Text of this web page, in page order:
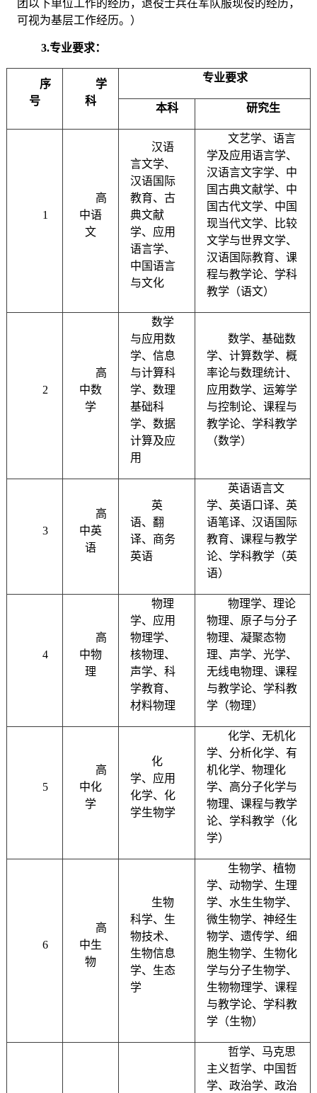
团以下单位工作的经历，退役士兵在军队服现役的经历，
可视为基层工作经历。 ）
3.专业要求：
序
号
学
科
专业要求
本科 研究生
1
高
中语
文
汉语
言文学、
汉语国际
教育、古
典文献
学、应用
语言学、
中国语言
与文化
文艺学、语言
学及应用语言学、
汉语言文字学、中
国古典文献学、中
国古代文学、中国
现当代文学、比较
文学与世界文学、
汉语国际教育、课
程与教学论、学科
教学（语文）
2
高
中数
学
数学
与应用数
学、信息
与计算科
学、数理
基础科
学、数据
计算及应
用
数学、基础数
学、计算数学、概
率论与数理统计、
应用数学、运筹学
与控制论、课程与
教学论、学科教学
（数学）
3
高
中英
语
英
语、翻
译、商务
英语
英语语言文
学、英语口译、英
语笔译、汉语国际
教育、课程与教学
论、学科教学（英
语）
4
高
中物
理
物理
学、应用
物理学、
核物理、
声学、科
学教育、
材料物理
物理学、理论
物理、原子与分子
物理、凝聚态物
理、声学、光学、
无线电物理、课程
与教学论、学科教
学（物理）
5
高
中化
学
化
学、应用
化学、化
学生物学
化学、无机化
学、分析化学、有
机化学、物理化
学、高分子化学与
物理、课程与教学
论、学科教学（化
学）
6
高
中生
物
生物
科学、生
物技术、
生物信息
学、生态
学
生物学、植物
学、动物学、生理
学、水生生物学、
微生物学、神经生
物学、遗传学、细
胞生物学、生物化
学与分子生物学、
生物物理学、课程
与教学论、学科教
学（生物）
哲学、马克思
主义哲学、中国哲
学、政治学、政治